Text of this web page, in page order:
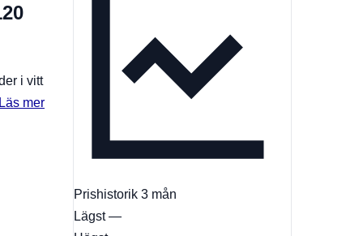
i vitt
mer
Prishistorik 3 mån
Lägst —